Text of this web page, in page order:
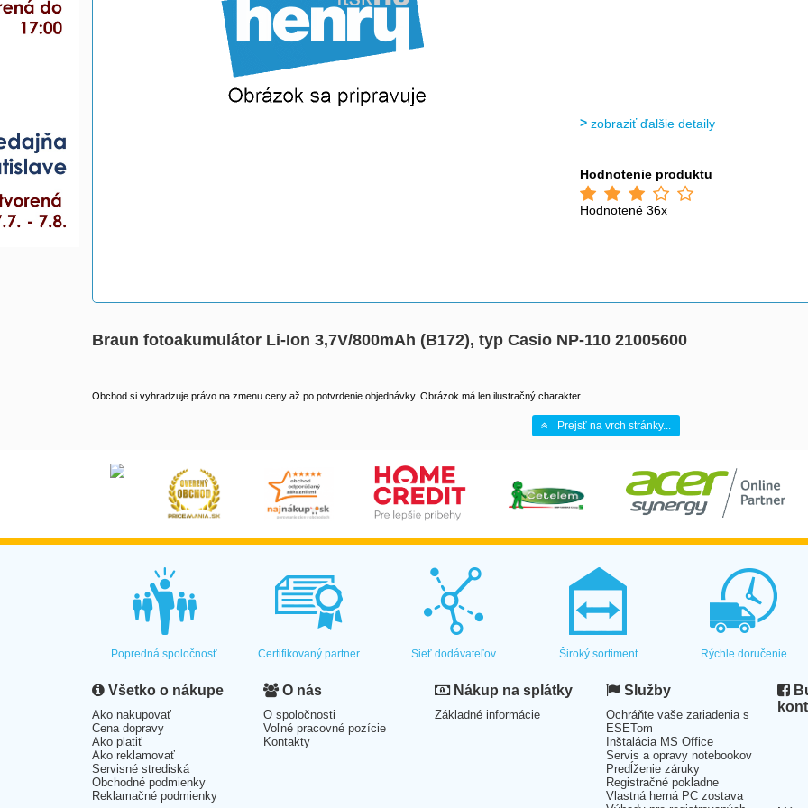
zobraziť ďalšie detaily
Hodnotenie produktu
Hodnotené 36x
Braun fotoakumulátor Li-Ion 3,7V/800mAh (B172), typ Casio NP-110 21005600
Obchod si vyhradzuje právo na zmenu ceny až po potvrdenie objednávky. Obrázok má len ilustračný charakter.
Prejsť na vrch stránky...
Popredná spoločnosť Certifikovaný partner Sieť dodávateľov Široký sortiment Rýchle doručenie
Všetko o nákupe
Ako nakupovať
Cena dopravy
Ako platiť
Ako reklamovať
Servisné strediská
Obchodné podmienky
Reklamačné podmienky
O nás
O spoločnosti
Voľné pracovné pozície
Kontakty
Nákup na splátky
Základné informácie
Služby
Ochráňte vaše zariadenia s
ESETom
Inštalácia MS Office
Servis a opravy notebookov
Predĺženie záruky
Registračné pokladne
Vlastná herná PC zostava